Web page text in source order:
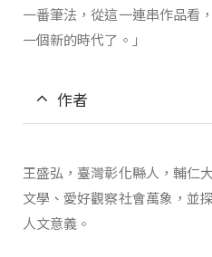
一番筆法，從這一連串作品看
一個新的時代了。」
作者
王盛弘，臺灣彰化縣人，輔仁
文學、愛好觀察社會萬象，並
人文意義。